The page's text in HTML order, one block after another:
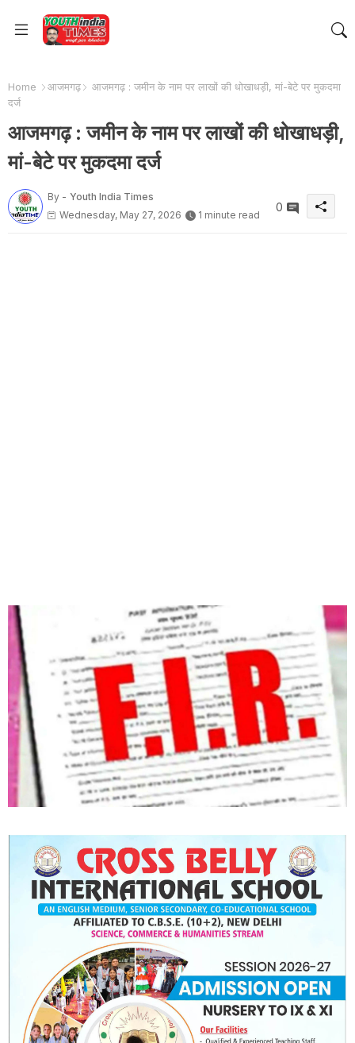
Home आजमगढ़
आजमगढ़ : जमीन के नाम पर लाखों की धोखाधड़ी, मां-बेटे पर मुकदमा
दर्ज
आजमगढ़ : जमीन के नाम पर लाखों की धोखाधड़ी,
मां-बेटे पर मुकदमा दर्ज
By - Youth India Times
Wednesday, May 27, 2026
1 minute read
0